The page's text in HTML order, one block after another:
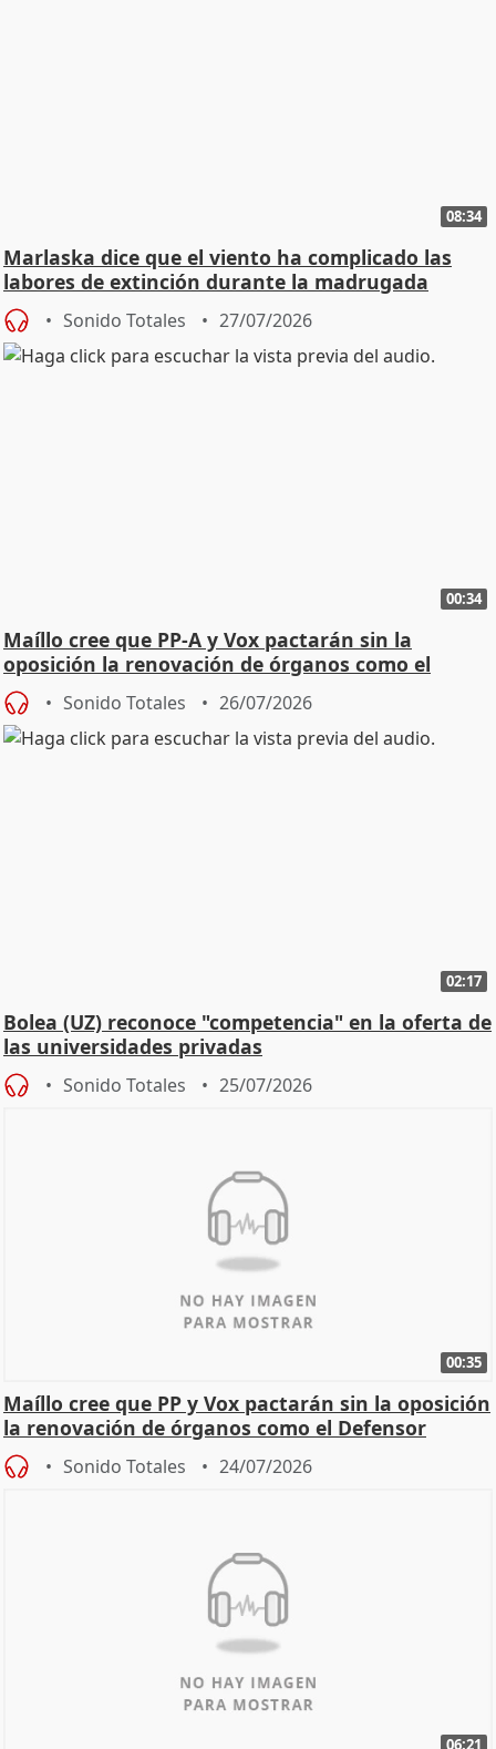
08:34
Marlaska dice que el viento ha complicado las
labores de extinción durante la madrugada
Sonido Totales 27/07/2026
00:34
Maíllo cree que PP-A y Vox pactarán sin la
oposición la renovación de órganos como el
Defensor
Sonido Totales 26/07/2026
02:17
Bolea (UZ) reconoce "competencia" en la oferta de
las universidades privadas
Sonido Totales 25/07/2026
00:35
Maíllo cree que PP y Vox pactarán sin la oposición
la renovación de órganos como el Defensor
Sonido Totales 24/07/2026
06:21